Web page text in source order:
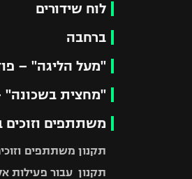
לוח שידורים
ברחבה
"מעל הליגה" –
"מחצית בשכונה"
משתתפים וזוכים
תקנון משתתפים
תקנון עבור פעילות